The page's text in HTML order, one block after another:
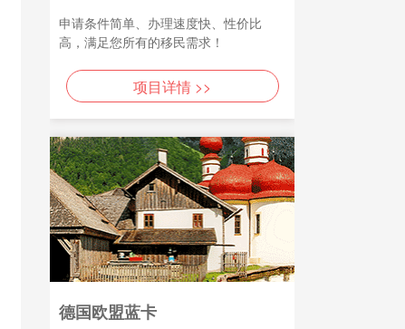
申请条件简单、办理速度快、性价比
高，满足您所有的移民需求！
项目详情 >>
德国欧盟蓝卡